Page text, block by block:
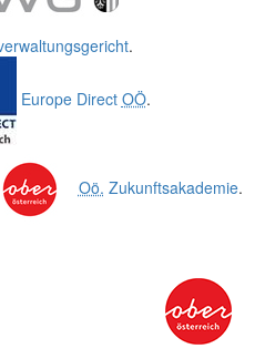
.
Europe Direct OÖ.
Oö. Zukunftsakademie.